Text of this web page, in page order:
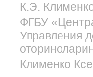
К.Э.
ФГБУ
Управления
Клименко